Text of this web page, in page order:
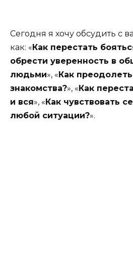
Сегодня я хочу обсудить с
как: « Как перестать
обрести уверенность в
людьми», « Как
знакомства?», « Как
и вся», « Как чувствовать
любой ситуации?».